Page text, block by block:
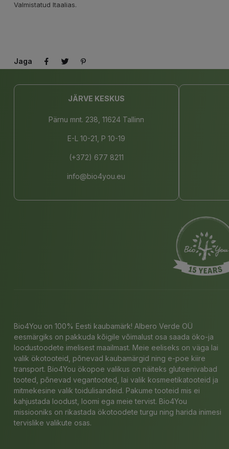
Valmistatud Itaalias.
Jaga
JÄRVE KESKUS
Pärnu mnt. 238, 11624 Tallinn
E-L 10-21, P 10-19
(+372) 677 8211
info@bio4you.eu
Bio4You on 100% Eesti kaubamärk! Albero Verde OÜ
eesmärgiks on pakkuda kõigile võimalust osa saada öko-ja
loodustoodete imelisest maailmast. Meie eeliseks on väga lai
valik ökotooteid, põnevad kaubamärgid ning e-poe kiire
transport. Bio4You ökopoe valikus on näiteks gluteenivabad
tooted, põnevad vegantooted, lai valik kosmeetikatooteid ja
mitmekesine valik toidulisandeid. Pakume tooteid mis ei
kahjustada loodust, loomi ega meie tervist. Bio4You
missiooniks on rikastada ökotoodete turgu ning harida inimesi
tervislike valikute osas.